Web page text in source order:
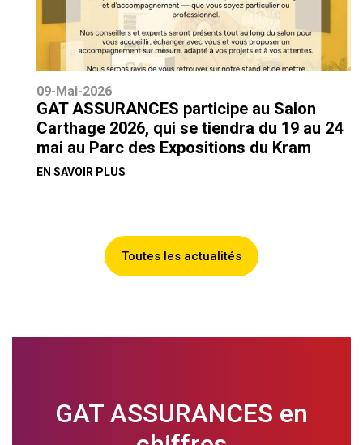
09-Mai-2026
GAT ASSURANCES participe au Salon
Carthage 2026, qui se tiendra du 19 au 24
mai au Parc des Expositions du Kram
EN SAVOIR PLUS
Toutes les actualités
GAT ASSURANCES en